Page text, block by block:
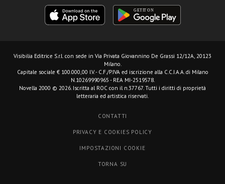
Visibilia Editrice S.r.l. con sede in Via Privata Giovannino De Grassi 12/12A, 20123
Milano.
Capitale sociale € 100.000,00 I.V. - C.F./P.IVA ed iscrizione alla C.C.I.A.A. di Milano
N.10269990965 - REA MI-2519578.
Novella 2000 © 2026. Iscritta al ROC con il n.37767. Tutti i diritti di proprietà
letteraria ed artistica riservati.
CONTATTI
PRIVACY E COOKIES POLICY
IMPOSTAZIONI COOKIE
TORNA SU